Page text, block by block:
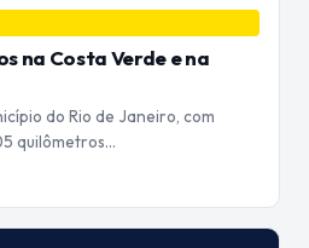
na Costa Verde e na
do Rio de Janeiro, com
quilômetros…